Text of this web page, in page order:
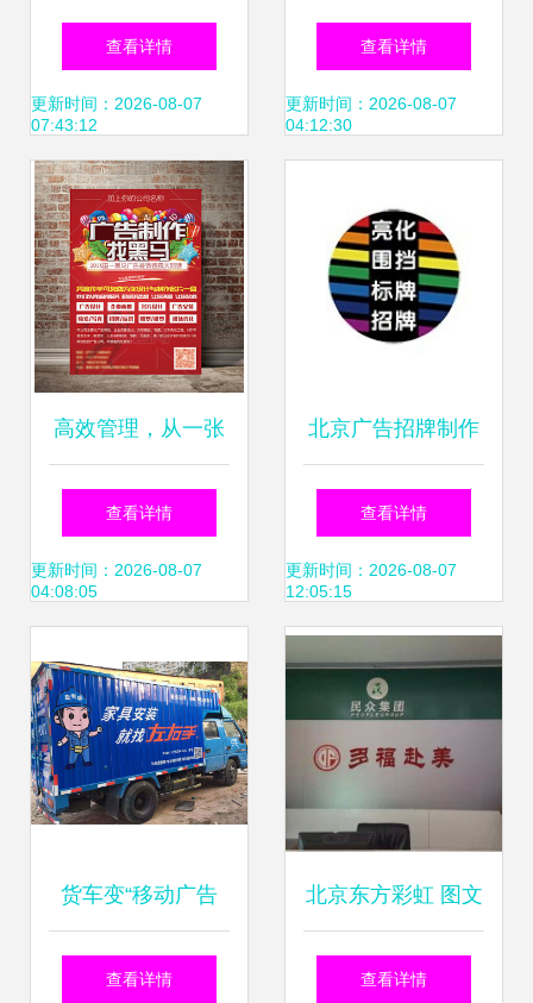
业制作亚克力灯箱
与软件销售的双重
优势
查看详情
更新时间：2026-08-07
07:43:12
与前台设计 软件销
售企业的专业之道
查看详情
更新时间：2026-08-07
04:12:30
高效管理，从一张
宣传单开始——解
锁商务办公新境界
查看详情
更新时间：2026-08-07
04:08:05
北京广告招牌制作
全解析 从设计到安
装的优质服务选择
查看详情
更新时间：2026-08-07
12:05:15
货车变“移动广告
牌” 凹凸车身广告
查看详情
北京东方彩虹 图文
广告与软件销售的
查看详情